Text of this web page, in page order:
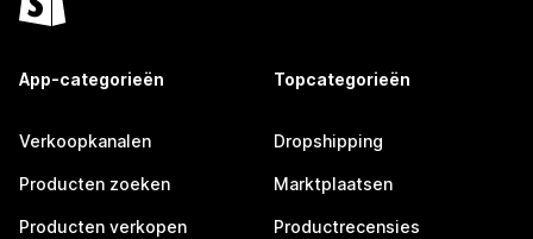
App-categorieën
Verkoopkanalen
Producten zoeken
Producten verkopen
Topcategorieën
Dropshipping
Marktplaatsen
Productrecensies